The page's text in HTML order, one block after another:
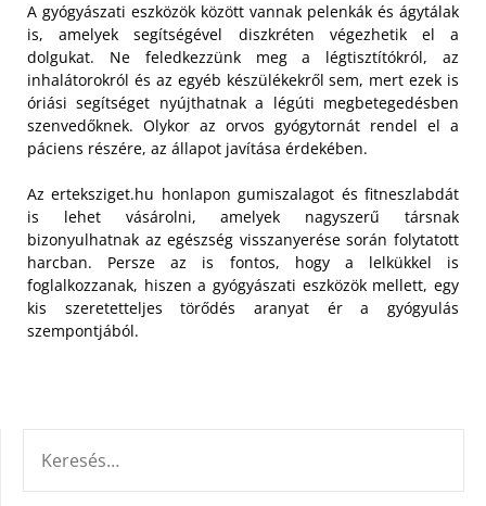
A gyógyászati eszközök között vannak pelenkák és ágytálak
is, amelyek segítségével diszkréten végezhetik el a
dolgukat. Ne feledkezzünk meg a légtisztítókról, az
inhalátorokról és az egyéb készülékekről sem, mert ezek is
óriási segítséget nyújthatnak a légúti megbetegedésben
szenvedőknek. Olykor az orvos gyógytornát rendel el a
páciens részére, az állapot javítása érdekében.
Az erteksziget.hu honlapon gumiszalagot és fitneszlabdát
is lehet vásárolni, amelyek nagyszerű társnak
bizonyulhatnak az egészség visszanyerése során folytatott
harcban. Persze az is fontos, hogy a lelkükkel is
foglalkozzanak, hiszen a gyógyászati eszközök mellett, egy
kis szeretetteljes törődés aranyat ér a gyógyulás
szempontjából.